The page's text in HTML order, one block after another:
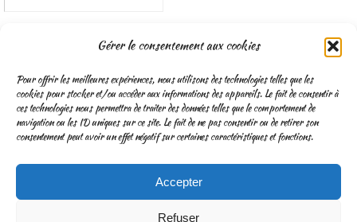
Gérer le consentement aux cookies
Pour offrir les meilleures expériences, nous utilisons des technologies telles que les
cookies pour stocker et/ou accéder aux informations des appareils. Le fait de consentir à
ces technologies nous permettra de traiter des données telles que le comportement de
navigation ou les ID uniques sur ce site. Le fait de ne pas consentir ou de retirer son
consentement peut avoir un effet négatif sur certaines caractéristiques et fonctions.
Accepter
Refuser
Nous gardons vos données privées et ne les partageons qu’avec les
tierces parties qui rendent ce service possible.Lisez notre politique de
confidentialité
CGV
Mentions légales & Traitement des données personnelles